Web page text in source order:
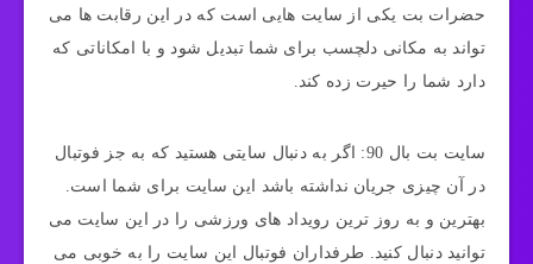
حضرات بت یکی از سایت هایی است که در این رقابت ها می
تواند به مکانی دلچسب برای شما تبدیل شود و با امکاناتی که
دارد شما را حیرت زده کند.
سایت بت بال 90: اگر به دنبال سایتی هستید که به جز فوتبال
در آن چیزی جریان نداشته باشد این سایت برای شما است.
بهترین و به روز ترین رویداد های ورزشی را در این سایت می
توانید دنبال کنید. طرفداران فوتبال این سایت را به خوبی می